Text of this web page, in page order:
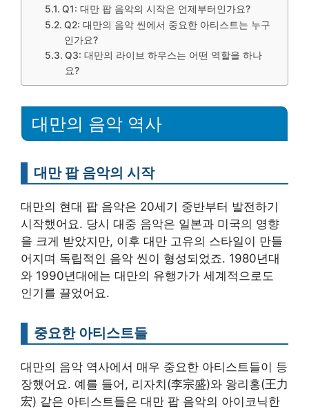
Q1: 대만 팝 음악의 시작은 언제부터인가요?
Q2: 대만의 음악 씬에서 중요한 아티스트는 누구
인가요?
Q3: 대만의 라이브 하우스는 어떤 역할을 하나
요?
대만의 음악 역사
대만 팝 음악의 시작
대만의 현대 팝 음악은 20세기 중반부터 발전하기
시작했어요. 당시 대중 음악은 일본과 미국의 영향
을 크게 받았지만, 이후 대만 고유의 스타일이 만들
어지며 독립적인 음악 씬이 형성되었죠. 1980년대
와 1990년대에는 대만의 유행가가 세계적으로도
인기를 끌었어요.
중요한 아티스트들
대만의 음악 역사에서 매우 중요한 아티스트들이 등
장했어요. 예를 들어, 리자치(李宗盛)와 왕리홍(王力
宏) 같은 아티스트들은 대만 팝 음악의 아이코닉한